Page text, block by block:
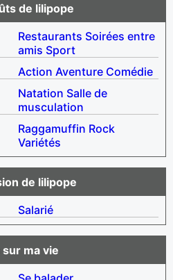
de lilipope
Restaurants Soirées entre
amis Sport
Action Aventure Comédie
Natation Salle de
musculation
Raggamuffin Rock
Variétés
de lilipope
Salarié
sur ma vie